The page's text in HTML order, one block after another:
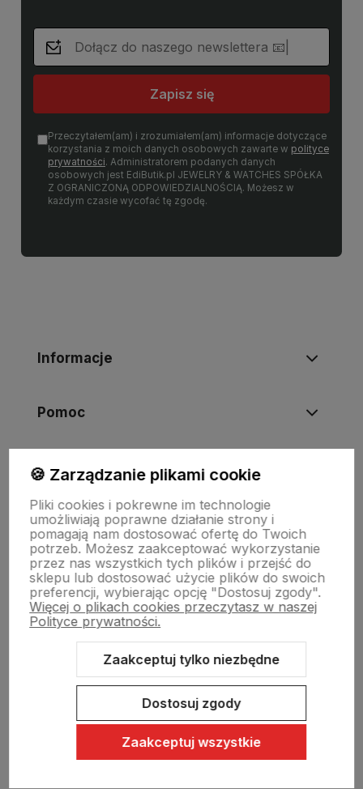
Zapisz się
Przeczytałem(am) i zrozumiałem(am) informacje dotyczące
korzystania z moich danych osobowych zawarte w polityce
prywatności. Administratorem podanych danych
osobowych jest EdiButik.pl JEWELRY & WATCHES SPÓŁKA
Z OGRANICZONĄ ODPOWIEDZIALNOŚCIĄ. Możesz w
każdym czasie wycofać tę zgodę.
Informacje
Pomoc
Moje konto
Swiat Edibutik
Sklep internetowy Shoper Premium
Szablon Shoper Modern 3.0™
🍪 Zarządzanie plikami cookie
Pliki cookies i pokrewne im technologie
umożliwiają poprawne działanie strony i
pomagają nam dostosować ofertę do Twoich
potrzeb. Możesz zaakceptować wykorzystanie
przez nas wszystkich tych plików i przejść do
sklepu lub dostosować użycie plików do swoich
preferencji, wybierając opcję "Dostosuj zgody".
Więcej o plikach cookies przeczytasz w naszej
Polityce prywatności.
Zaakceptuj tylko niezbędne
Dostosuj zgody
Zaakceptuj wszystkie